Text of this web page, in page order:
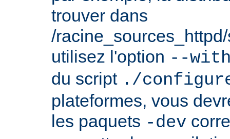
trouver dans
/
utilisez l'option --
du script ./
plateformes, vous
les paquets -dev